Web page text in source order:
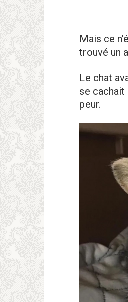
Mais ce
trouvé un
Le chat
se cachait
peur.